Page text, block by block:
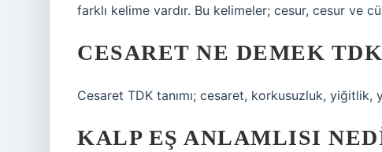
farklı kelime vardır. Bu kelimeler; cesur, cesur ve
CESARET NE DEMEK
Cesaret TDK tanımı; cesaret, korkusuzluk, yiğitlik,
KALP EŞ ANLAMLISI